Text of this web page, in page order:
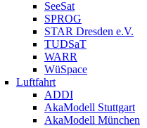
SeeSat
SPROG
STAR Dresden e.V.
TUDSaT
WARR
WüSpace
Luftfahrt
ADDI
AkaModell Stuttgart
AkaModell München